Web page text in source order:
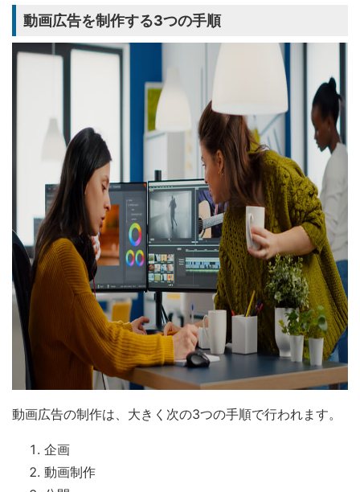
動画広告を制作する3つの手順
動画広告の制作は、大きく次の3つの手順で行われます。
企画
動画制作